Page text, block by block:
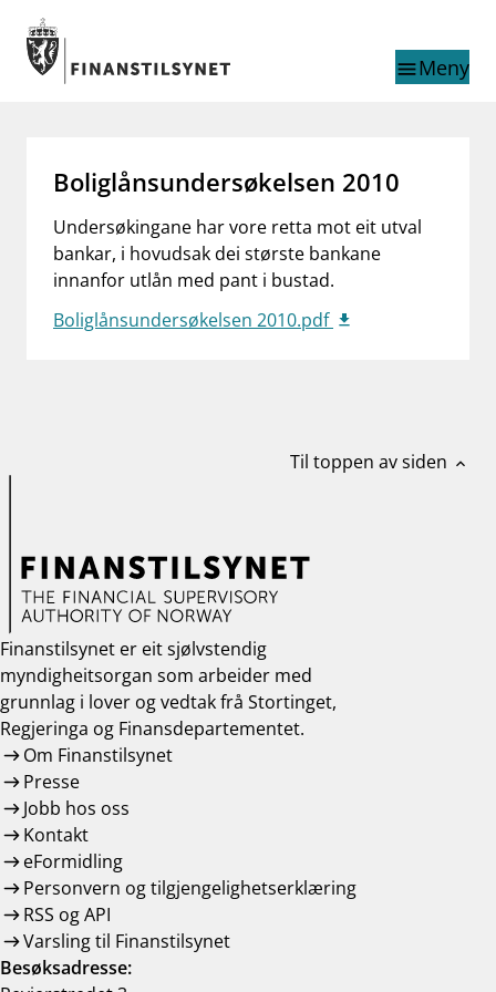
Gå til hovedinnhold
Gå til søkesiden
menuMeny
nettstedet
language
English
exist in English
English home page
Tilsyn
Aktuelt
Finanstilsynets registre
dashboardInformasjon for investorer
notifications_none Abonner på nyhetsvarsel
Boliglånsundersøkelsen 2010
Undersøkingane har vore retta mot eit utval
bankar, i hovudsak dei største bankane
innanfor utlån med pant i bustad.
Boliglånsundersøkelsen 2010.pdf
Til toppen av siden expand_less
Finanstilsynet er eit sjølvstendig
myndigheitsorgan som arbeider med
grunnlag i lover og vedtak frå Stortinget,
Regjeringa og Finansdepartementet.
Om Finanstilsynet
Presse
Jobb hos oss
Kontakt
eFormidling
Personvern og tilgjengelighetserklæring
RSS og API
Varsling til Finanstilsynet
Besøksadresse: